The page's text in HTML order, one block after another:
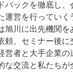
バックを徹底し、
運営を行っていく
旭川に出先機関を
頼、セミナー後に
営者と大手企業
な交流と私たちが